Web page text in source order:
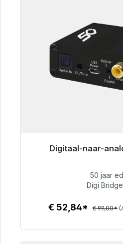
Digitaal-naar-
Klaar voor
€
50 jaar
Digi
€ 52,84* € 99,00*